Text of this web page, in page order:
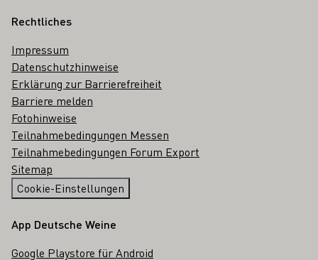
Rechtliches
Impressum
Datenschutzhinweise
Erklärung zur Barrierefreiheit
Barriere melden
Fotohinweise
Teilnahmebedingungen Messen
Teilnahmebedingungen Forum Export
Sitemap
Cookie-Einstellungen
App Deutsche Weine
Google Playstore für Android